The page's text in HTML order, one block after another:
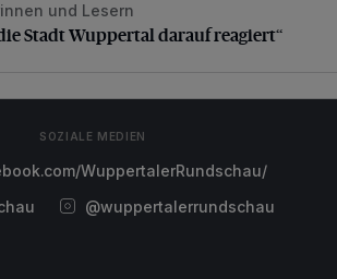
Stadt Wuppertal darauf reagiert“
und Lesern
Stadt Wuppertal darauf reagiert“
SOZIALE MEDIEN
WuppertalerRundschau/
@wuppertalerrundschau